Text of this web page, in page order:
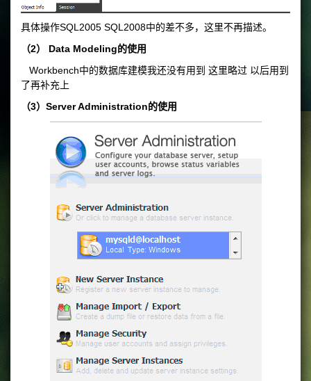
具体操作SQL2005 SQL2008中的差不多，这里不再描述。
（2） Data Modeling的使用
Workbench中的数据库建模我还没有用到 这里略过 以后用到
了再补充上
（3）Server Administration的使用